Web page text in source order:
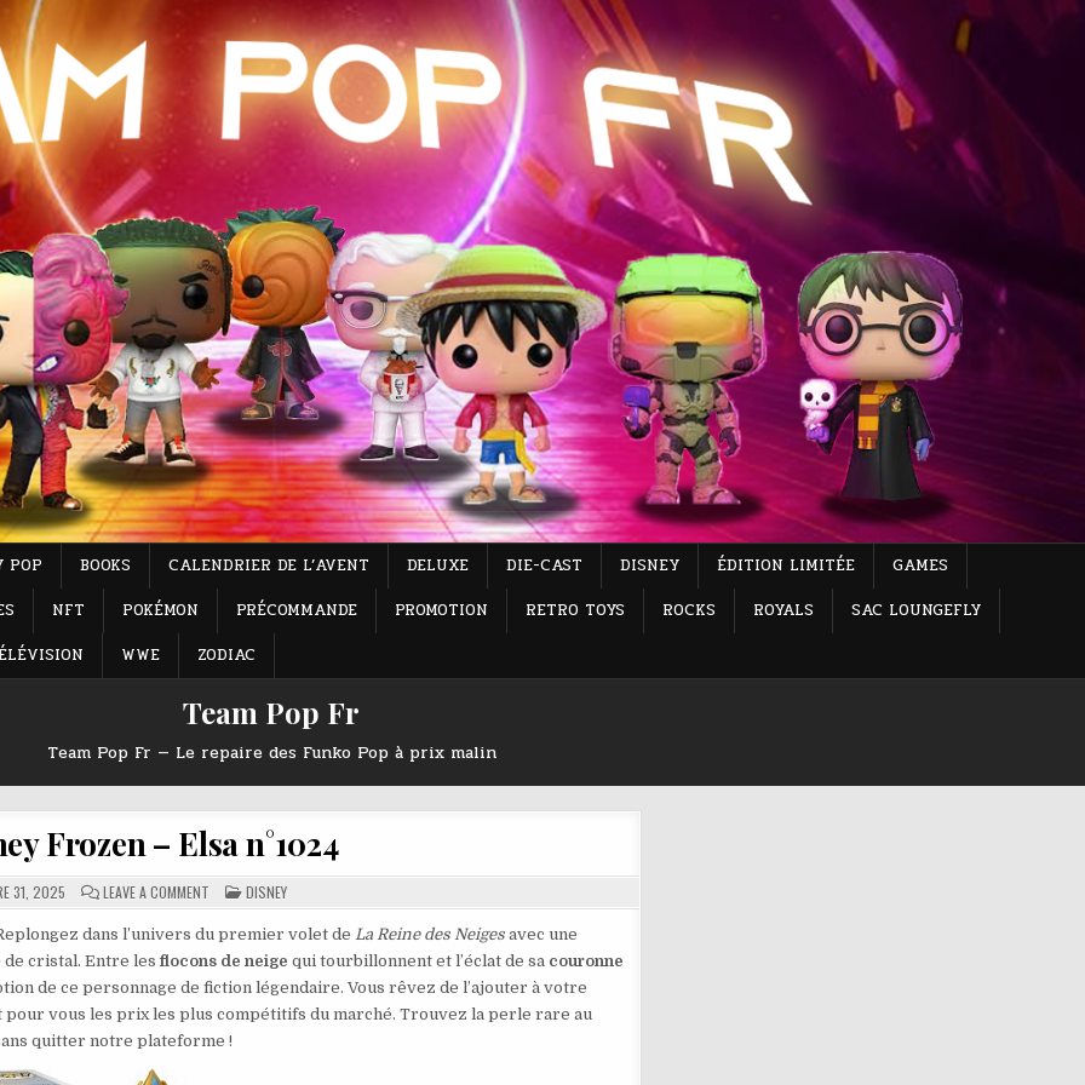
POP BOOKS CALENDRIER DE L’AVENT DELUXE DIE-CAST DISNEY ÉDITION LIMITÉE
GAMES
NFT POKÉMON PRÉCOMMANDE PROMOTION RETRO TOYS ROCKS ROYALS
SAC LOUNGEFLY
WWE ZODIAC
Team Pop Fr
Team Pop Fr — Le repaire des Funko Pop à prix malin
Frozen – Elsa n°1024
31, 2025 LEAVE A COMMENT
FUNKO
DISNEY
FROZEN
–
ELSA
N°1024
POSTED
IN
DISNEY
dans l’univers du premier volet de La Reine des Neigesavec une
de cristal. Entre lesflocons de neige qui tourbillonnent et l’éclat de sa couronne
de ce personnage de fiction légendaire. Vous rêvez de l’ajouter à votre
vous les prix les plus compétitifs du marché. Trouvez la perle rare au
quitter notre plateforme !